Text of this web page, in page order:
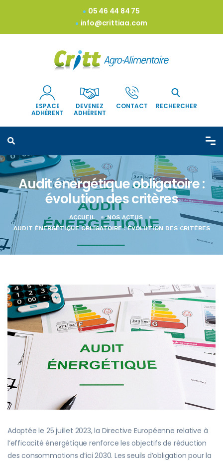
05 46 44 84 75
info@crittiaa.com
ESPACE
ADHÉRENT
DEVENEZ
ADHÉRENT
CONTACT RECHERCHER
Audit énergétique obligatoire :
évolution des critères
ACCUEIL
NOS ACTUS
AUDIT ÉNERGÉTIQUE OBLIGATOIRE : ÉVOLUTION DES CRITÈRES
Adoptée le 25 juillet 2023, la Directive Européenne relative à
l’efficacité énergétique renforce les objectifs de réduction
des consommations d’ici 2030. Les seuils d’obligation pour la